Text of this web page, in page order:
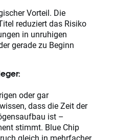
Vorteil. Die
reduziert das Risiko
in unruhigen
gerade zu Beginn
oder gar
dass die Zeit der
ist –
stimmt. Blue Chip
gleich in mehrfacher